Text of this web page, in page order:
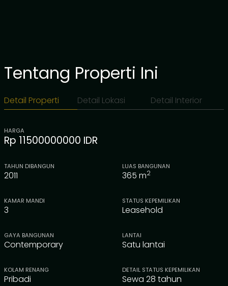
Tentang Properti Ini
Detail Properti Detail Lokasi Detail Interior
HARGA
Rp 11500000000 IDR
TAHUN DIBANGUN
2011
LUAS BANGUNAN
365 m2
KAMAR MANDI
3
STATUS KEPEMILIKAN
Leasehold
GAYA BANGUNAN
Contemporary
LANTAI
Satu lantai
KOLAM RENANG
Pribadi
DETAIL STATUS KEPEMILIKAN
Sewa 28 tahun